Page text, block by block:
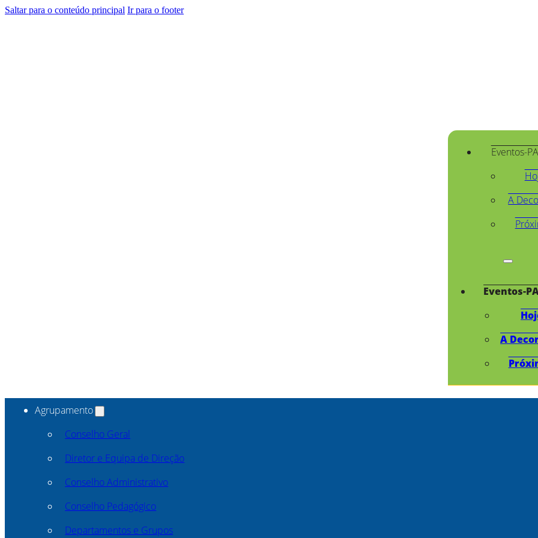
Saltar para o conteúdo principal Ir para o footer
Eventos-
A
Eventos-
A
Agrupamento
Conselho Geral
Diretor e Equipa de Direção
Conselho Administrativo
Conselho Pedagógico
Departamentos e Grupos